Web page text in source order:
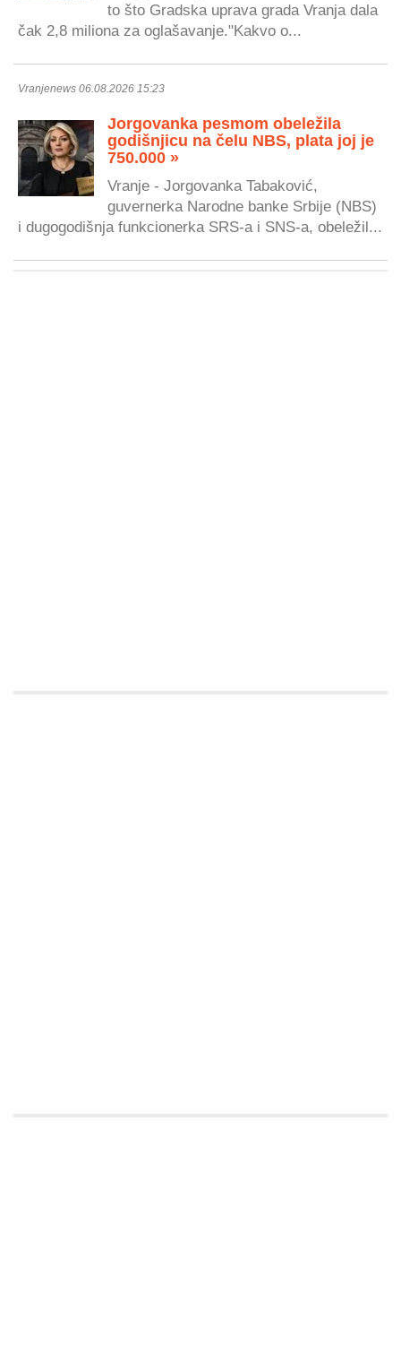
to što Gradska uprava grada Vranja dala
čak 2,8 miliona za oglašavanje."Kakvo o...
Vranjenews 06.08.2026 15:23
Jorgovanka pesmom obeležila
godišnjicu na čelu NBS, plata joj je
750.000 »
Vranje - Jorgovanka Tabaković,
guvernerka Narodne banke Srbije (NBS)
i dugogodišnja funkcionerka SRS-a i SNS-a, obeležil...